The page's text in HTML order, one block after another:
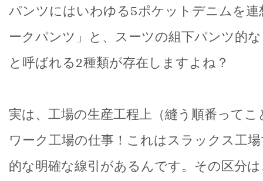
パンツにはいわゆる5ポケットデニムを
ークパンツ」と、スーツの組下パンツ的
と呼ばれる2種類が存在しますよね？
実は、工場の生産工程上（縫う順番って
ワーク工場の仕事！これはスラックス工
的な明確な線引があるんです。その区分